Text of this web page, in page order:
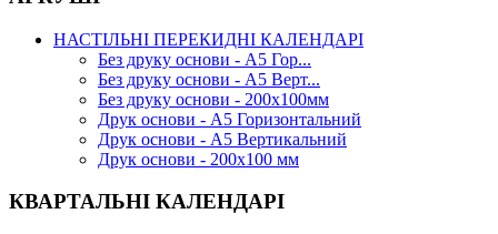
НАСТІЛЬНІ ПЕРЕКИДНІ КАЛЕНДАРІ
Без друку основи - А5 Гор...
Без друку основи - А5 Верт...
Без друку основи - 200х100мм
Друк основи - А5 Горизонтальний
Друк основи - А5 Вертикальний
Друк основи - 200х100 мм
КВАРТАЛЬНІ КАЛЕНДАРІ